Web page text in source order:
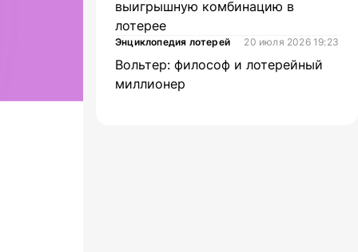
выигрышную комбинацию в
лотерее
Энциклопедия лотерей 20 июля 2026 19:23
Вольтер: философ и лотерейный
миллионер